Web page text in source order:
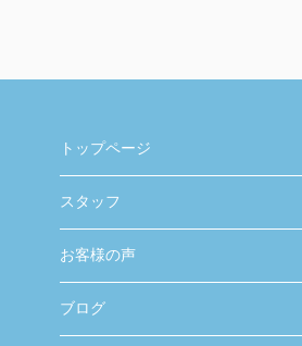
トップページ
スタッフ
お客様の声
ブログ